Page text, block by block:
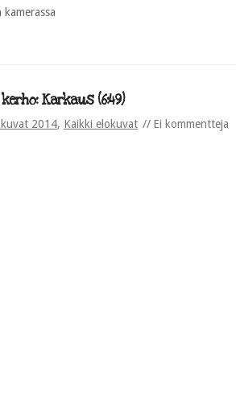
Karkaus (6:49)
2014, Kaikki elokuvat Ei kommentteja